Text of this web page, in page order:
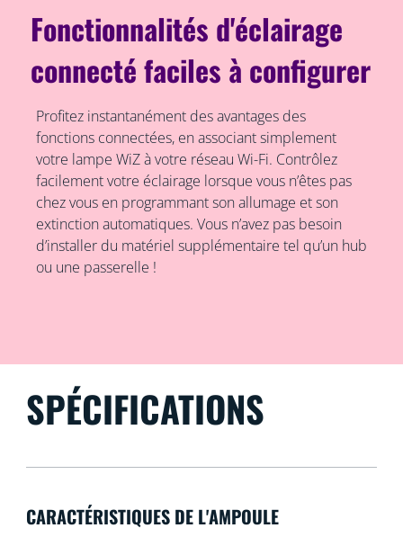
Fonctionnalités d'éclairage
connecté faciles à configurer
Profitez instantanément des avantages des
fonctions connectées, en associant simplement
votre lampe WiZ à votre réseau Wi-Fi. Contrôlez
facilement votre éclairage lorsque vous n’êtes pas
chez vous en programmant son allumage et son
extinction automatiques. Vous n’avez pas besoin
d’installer du matériel supplémentaire tel qu’un hub
ou une passerelle !
SPÉCIFICATIONS
CARACTÉRISTIQUES DE L'AMPOULE